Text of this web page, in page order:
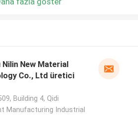
Nilin New Material
Co., Ltd üretici
Building 4, Qidi
Manufacturing Industrial